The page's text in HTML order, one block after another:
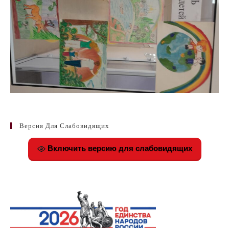
Версия Для Слабовидящих
Включить версию для слабовидящих